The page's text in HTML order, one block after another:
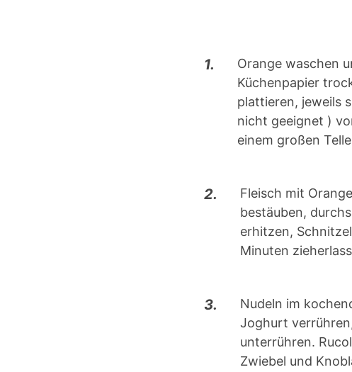
1.
Orange waschen
Küchenpapier
plattieren, jeweils
nicht geeignet )
einem großen
2.
Fleisch mit
bestäuben,
erhitzen,
Minuten
3.
Nudeln im
Joghurt
unterrühren.
Zwiebel und